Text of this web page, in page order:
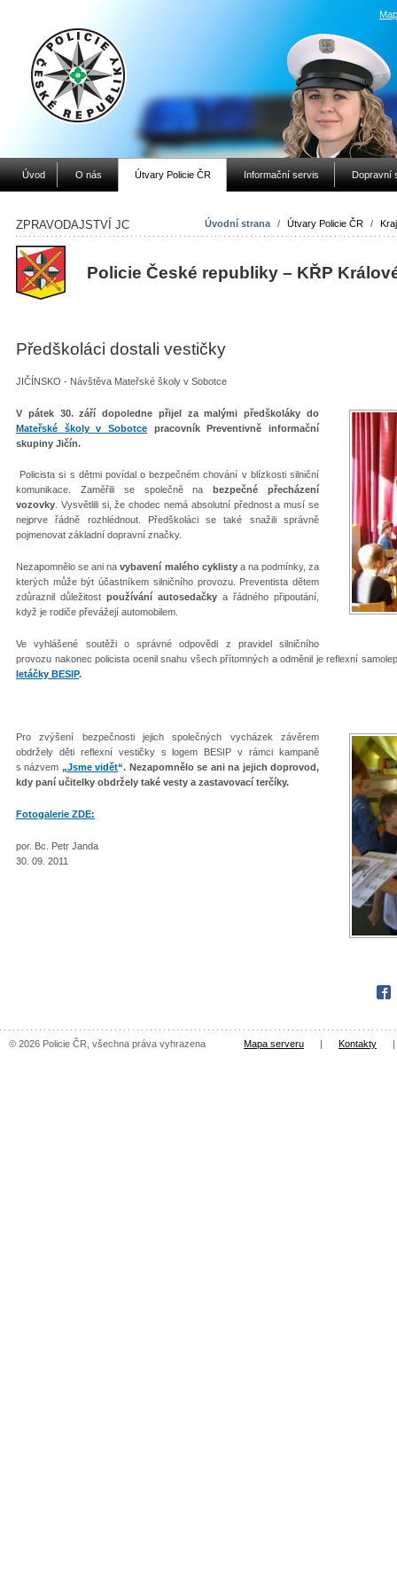
Úvod O nás Útvary Policie ČR Informační servis Dopravní
Úvodní strana / Útvary Policie ČR /
ZPRAVODAJSTVÍ JC
Policie České republiky – KŘP
Předškoláci dostali vestičky
JIČÍNSKO - Návštěva Mateřské školy v Sobotce
V pátek 30. září dopoledne přijel za malými předškoláky do
Mateřské školy v Sobotce pracovník Preventivně informační
skupiny Jičín.
Policista si s dětmi povídal o bezpečném chování v blízkosti silniční
komunikace. Zaměřili se společně na
bezpečné přecházení
vozovky . Vysvětlili si, že chodec nemá absolutní přednost a musí se
nejprve řádně rozhlédnout. Předškoláci se také snažili správně
pojmenovat základní dopravní značky.
Nezapomnělo se ani navybavení malého cyklisty a na podmínky, za
kterých může být účastníkem silničního provozu. Preventista dětem
zdůraznil důležitost používání autosedačky a řádného připoutání,
když je rodiče převážejí automobilem.
Ve vyhlášené soutěži o správné odpovědi z pravidel silničního
provozu nakonec policista ocenil snahu všech přítomných a odměnil je reflexní
letáčky BESIP.
Pro zvýšení bezpečnosti jejich společných vycházek závěrem
obdržely děti reflexní vestičky s logem BESIP v rámci kampaně
s názvem „Jsme vidět“. Nezapomnělo se ani na jejich doprovod,
kdy paní učitelky obdržely také vesty a zastavovací terčíky.
Fotogalerie ZDE:
por. Bc. Petr Janda
30. 09. 2011
© 2026 Policie ČR, všechna práva vyhrazena Mapa serveru Kontakty